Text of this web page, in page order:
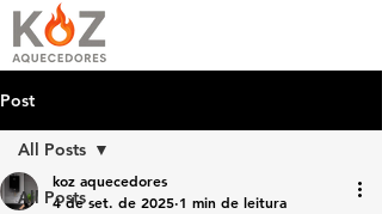
Post
All Posts
All Posts
koz aquecedores
4 de set. de 2025 1 min de leitura